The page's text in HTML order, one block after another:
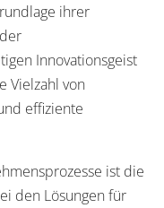
ihrer
Innovationsgeist
Vielzahl von
effiziente
ist die
den Lösungen für